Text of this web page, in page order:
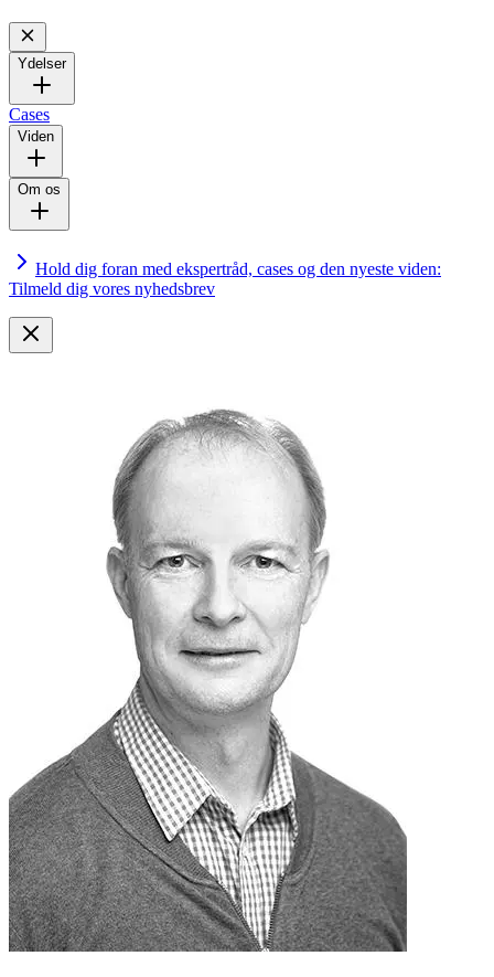
Ydelser
Cases
Viden
Om os
Hold dig foran med ekspertråd, cases og den nyeste viden:
Tilmeld dig vores nyhedsbrev